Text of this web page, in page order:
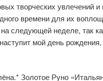
творческих увлечений и
времени для их
следующей неделе, так
мой день
Золотое Руно